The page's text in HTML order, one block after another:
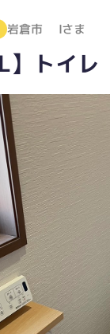
岩倉市 Iさま
】トイ